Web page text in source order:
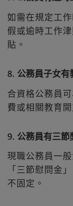
如需在規定工
假或逾時工作
貼。
8. 公務員子女有
合資格公務員
費或相關教育開
9. 公務員有三節
現職公務員一
「三節慰問金
不固定。